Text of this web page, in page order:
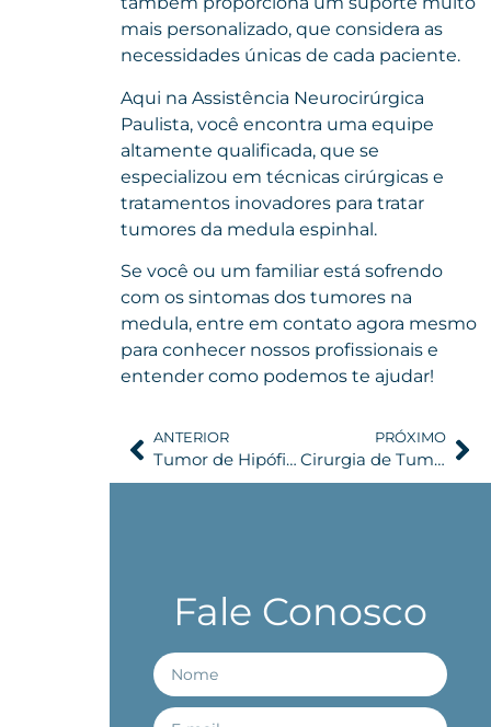
mais personalizado, que considera as
necessidades únicas de cada paciente.
Aqui na Assistência Neurocirúrgica
Paulista, você encontra uma equipe
altamente qualificada, que se
especializou em técnicas cirúrgicas e
tratamentos inovadores para tratar
tumores da medula espinhal.
Se você ou um familiar está sofrendo
com os sintomas dos tumores na
medula, entre em contato agora mesmo
para conhecer nossos profissionais e
entender como podemos te ajudar!
ANTERIOR
Tumor de Hipófise: Estratégias Lidar no Dia a Dia
PRÓXIMO
Cirurgia de Tumor Cerebral: Avanços Tecnológicos e Resultados Promissores
Fale Conosco